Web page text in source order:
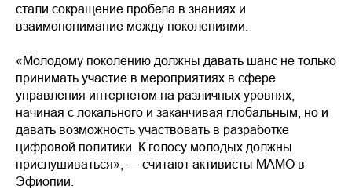
стали сокращение пробела в знаниях и
взаимопонимание между поколениями.
«Молодому поколению должны давать шанс не только
принимать участие в мероприятиях в сфере
управления интернетом на различных уровнях,
начиная с локального и заканчивая глобальным, но и
давать возможность участвовать в разработке
цифровой политики. К голосу молодых должны
прислушиваться», — считают активисты МАМО в
Эфиопии.